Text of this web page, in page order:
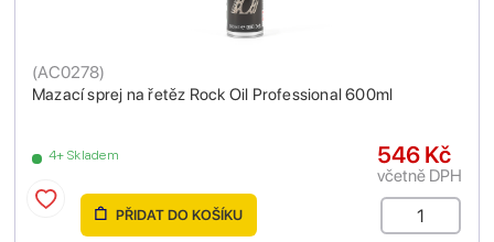
Mazací sprej na řetěz Rock Oil Professional 600ml
(AC0278)
4+ Skladem 546 Kč
včetně DPH
PŘIDAT DO KOŠÍKU